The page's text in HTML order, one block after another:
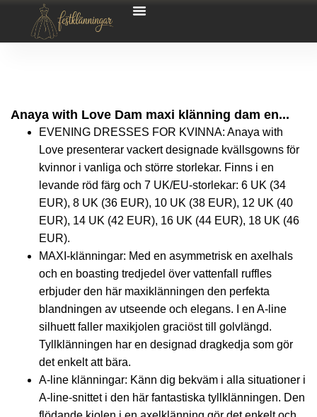
Anaya with Love Dam maxi klänning dam en...
EVENING DRESSES FOR KVINNA: Anaya with
Love presenterar vackert designade kvällsgowns för
kvinnor i vanliga och större storlekar. Finns i en
levande röd färg och 7 UK/EU-storlekar: 6 UK (34
EUR), 8 UK (36 EUR), 10 UK (38 EUR), 12 UK (40
EUR), 14 UK (42 EUR), 16 UK (44 EUR), 18 UK (46
EUR).
MAXI-klänningar: Med en asymmetrisk en axelhals
och en boasting tredjedel över vattenfall ruffles
erbjuder den här maxiklänningen den perfekta
blandningen av utseende och elegans. I en A-line
silhuett faller maxikjolen graciöst till golvlängd.
Tyllklänningen har en designad dragkedja som gör
det enkelt att bära.
A-line klänningar: Känn dig bekväm i alla situationer i
A-line-snittet i den här fantastiska tyllklänningen. Den